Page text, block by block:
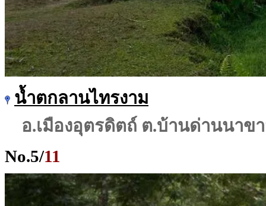
น้ำตกลานไทรงาม
อ.เมืองอุตรดิตถ์ ต.บ้านด่านนาข
No.5/11